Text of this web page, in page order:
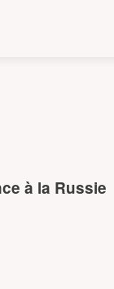
à la Russie